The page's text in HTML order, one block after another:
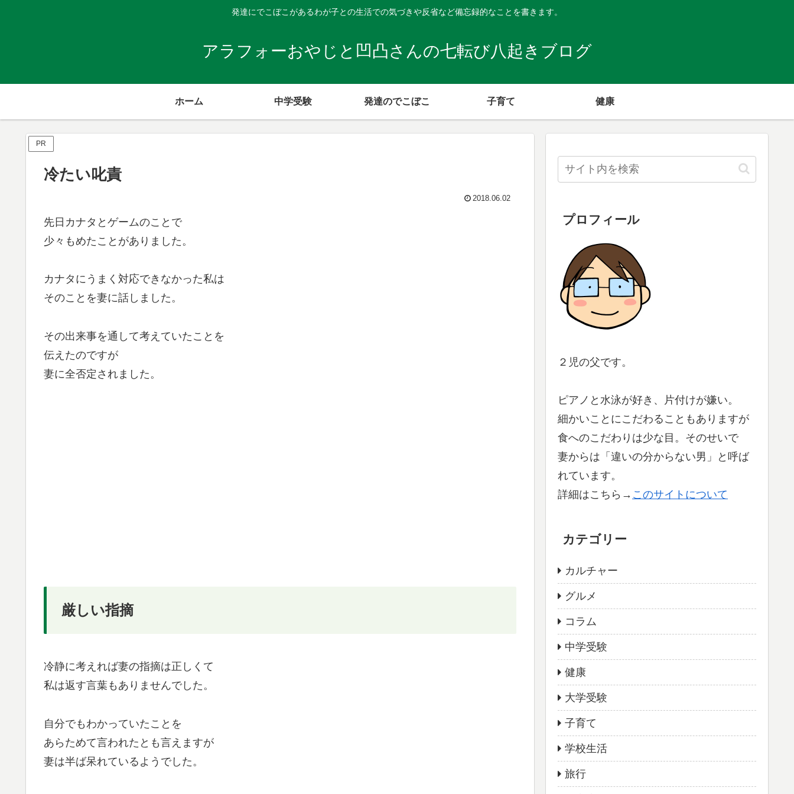
発達にでこぼこがあるわが子との生活での気づきや反省など備忘録的なことを書きます。
アラフォーおやじと凹凸さんの七転び八起きブログ
ホーム 中学受験 発達のでこぼこ 子育て 健康
PR
冷たい叱責
2018.06.02
先日カナタとゲームのことで
少々もめたことがありました。
カナタにうまく対応できなかった私は
そのことを妻に話しました。
その出来事を通して考えていたことを
伝えたのですが
妻に全否定されました。
厳しい指摘
冷静に考えれば妻の指摘は正しくて
私は返す言葉もありませんでした。
自分でもわかっていたことを
あらためて言われたとも言えますが
妻は半ば呆れているようでした。
プロフィール
２児の父です。
ピアノと水泳が好き、片付けが嫌い。
細かいことにこだわることもありますが
食へのこだわりは少な目。そのせいで
妻からは「違いの分からない男」と呼ば
れています。
詳細はこちら→ このサイトについて
カテゴリー
カルチャー
グルメ
コラム
中学受験
健康
大学受験
子育て
学校生活
旅行